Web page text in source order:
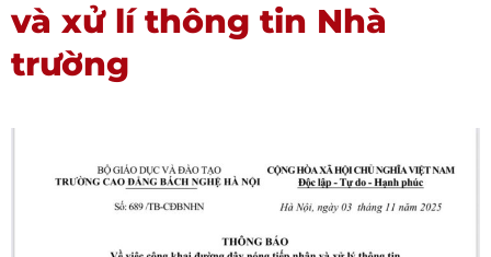
và xử lí thông tin Nhà
trường